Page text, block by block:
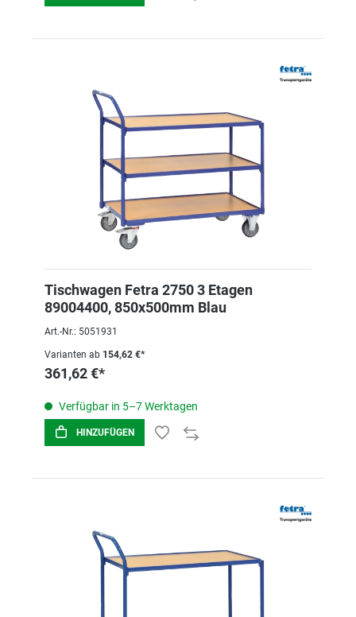
Tischwagen Fetra 2750 3 Etagen
89004400, 850x500mm Blau
Art.-Nr.: 5051931
Varianten ab 154,62 €*
361,62 €*
Verfügbar in 5–7 Werktagen
HINZUFÜGEN